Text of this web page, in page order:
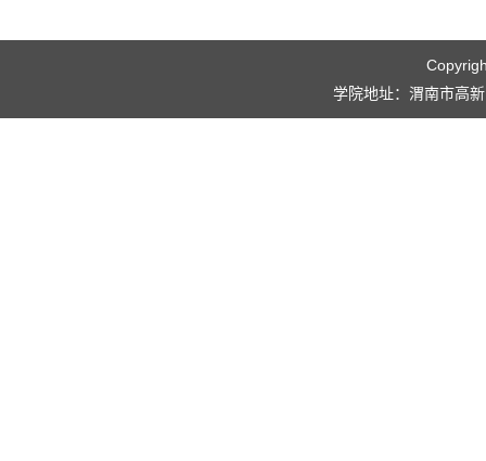
学院地址：渭南市高